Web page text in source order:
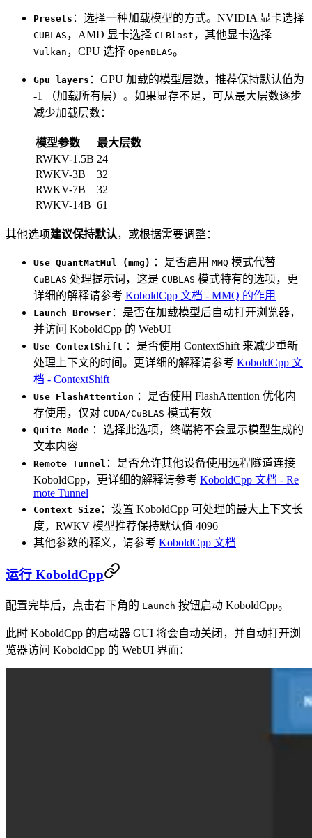
Presets ：选择一种加载模型的方式。NVIDIA 显卡选择
CUBLAS ，AMD 显卡选择 CLBlast ，其他显卡选择
Vulkan ，CPU 选择 OpenBLAS。
Gpu layers ：GPU 加载的模型层数，推荐保持默认值为
-1 （加载所有层）。如果显存不足，可从最大层数逐步
减少加载层数：
模型参数
最大层数
RWKV-1.5B 24
RWKV-3B
32
RWKV-7B
32
RWKV-14B 61
其他选项建议保持默认，或根据需要调整：
Use QuantMatMul (mmg) ：是否启用 MMQ 模式代替
CuBLAS 处理提示词，这是 CUBLAS 模式特有的选项，更
详细的解释请参考 KoboldCpp 文档 - MMQ 的作用
Launch Browser ：是否在加载模型后自动打开浏览器，
并访问 KoboldCpp 的 WebUI
Use ContextShift ：是否使用 ContextShift 来减少重新
处理上下文的时间。更详细的解释请参考 KoboldCpp 文
档 - ContextShift
Use FlashAttention ：是否使用 FlashAttention 优化内
存使用，仅对 CUDA/CuBLAS 模式有效
Quite Mode ：选择此选项，终端将不会显示模型生成的
文本内容
Remote Tunnel ：是否允许其他设备使用远程隧道连接
KoboldCpp，更详细的解释请参考 KoboldCpp 文档 - Re
mote Tunnel
Context Size ：设置 KoboldCpp 可处理的最大上下文长
度，RWKV 模型推荐保持默认值 4096
其他参数的释义，请参考 KoboldCpp 文档
运行 KoboldCpp
配置完毕后，点击右下角的 Launch 按钮启动 KoboldCpp。
此时 KoboldCpp 的启动器 GUI 将会自动关闭，并自动打开浏
览器访问 KoboldCpp 的 WebUI 界面：